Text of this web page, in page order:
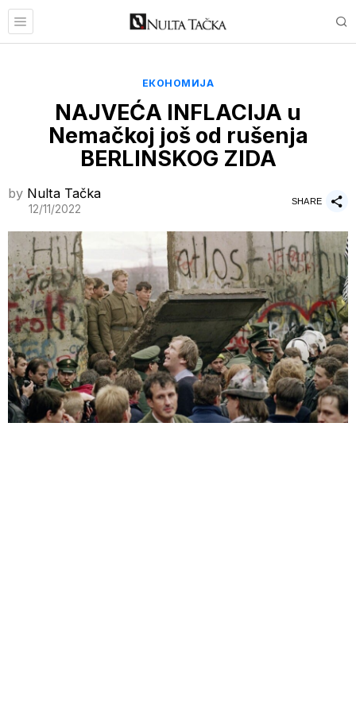
ЕКОНОМИЈА
NAJVEĆA INFLACIJA u
Nemačkoj još od rušenja
BERLINSKOG ZIDA
by Nulta Tačka
12/11/2022
SHARE